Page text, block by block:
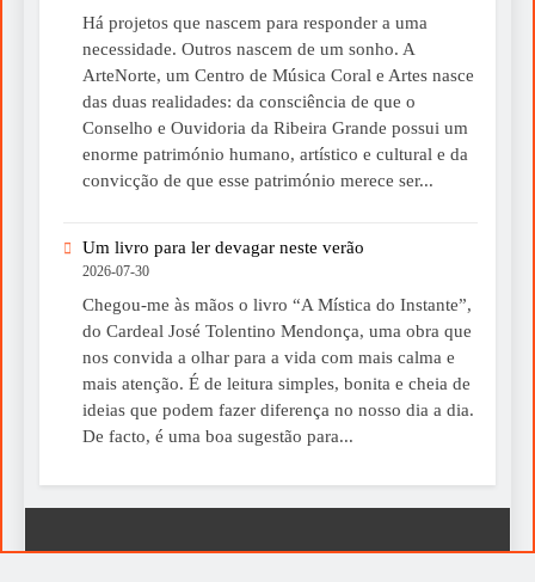
Há projetos que nascem para responder a uma
necessidade. Outros nascem de um sonho. A
ArteNorte, um Centro de Música Coral e Artes nasce
das duas realidades: da consciência de que o
Conselho e Ouvidoria da Ribeira Grande possui um
enorme património humano, artístico e cultural e da
convicção de que esse património merece ser...
Um livro para ler devagar neste verão
2026-07-30
Chegou-me às mãos o livro “A Mística do Instante”,
do Cardeal José Tolentino Mendonça, uma obra que
nos convida a olhar para a vida com mais calma e
mais atenção. É de leitura simples, bonita e cheia de
ideias que podem fazer diferença no nosso dia a dia.
De facto, é uma boa sugestão para...